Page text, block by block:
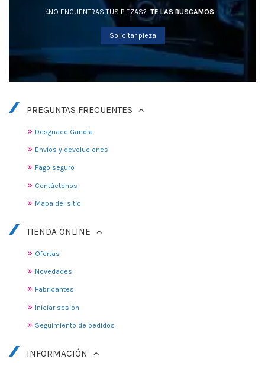
¿NO ENCUENTRAS TUS PIEZAS? TE LAS BUSCAMOS
Solicitar pieza
PREGUNTAS FRECUENTES
Desguace Gandia
Envíos y devoluciones
Pago seguro
Contáctenos
Mapa del sitio
TIENDA ONLINE
Ofertas
Novedades
Fabricantes
Iniciar sesión
Seguimiento de pedidos
INFORMACIÓN